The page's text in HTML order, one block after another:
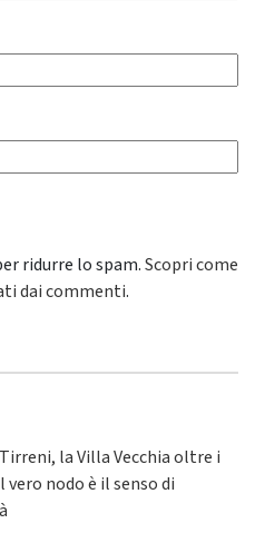
ridurre lo spam.Scopri come
dai commenti.
Tirreni, la Villa Vecchia oltre i
vero nodo è il senso di